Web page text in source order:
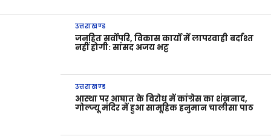
उत्तराखण्ड
जनहित सर्वोपरि, विकास कार्यों में लापरवाही बर्दाश्त
नहीं होगी: सांसद अजय भट्ट
उत्तराखण्ड
आस्था पर आघात के विरोध में कांग्रेस का शंखनाद,
गोल्ज्यू मंदिर में हुआ सामूहिक हनुमान चालीसा पाठ